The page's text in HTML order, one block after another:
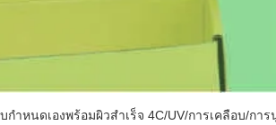
ำหนดเองพร้อมผิวสำเร็จ 4C/UV/การเคลือบ/ก